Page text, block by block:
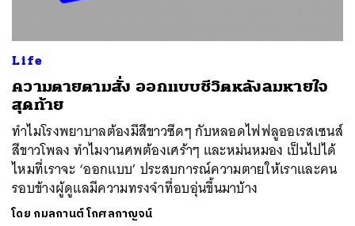
Life
ความตายตามสั่ง ออกแบบชีวิตหลังลมหายใจ
สุดท้าย
ทำไมโรงพยาบาลต้องมีสีขาวซีดๆ กับหลอดไฟฟลูออเรสเซนส์
สีขาวโพลง ทำไมงานศพต้องเศร้าๆ และหม่นหมอง เป็นไปได้
ไหมที่เราจะ ‘ออกแบบ’ ประสบการณ์ความตายให้เราและคน
รอบข้างผู้ดูแลมีความทรงจำที่อบอุ่นขึ้นมาบ้าง
โดย กมลกานต์ โกศลกาญจน์